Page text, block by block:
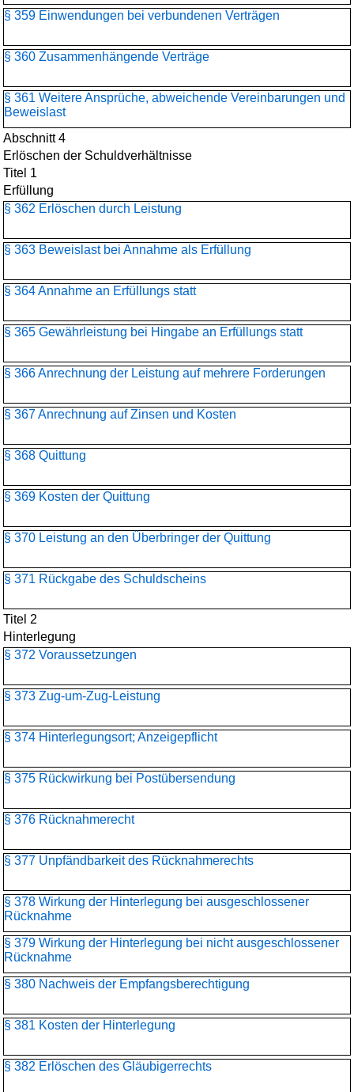
§ 359 Einwendungen bei verbundenen Verträgen
§ 360 Zusammenhängende Verträge
§ 361 Weitere Ansprüche, abweichende Vereinbarungen und
Beweislast
Abschnitt 4
Erlöschen der Schuldverhältnisse
Titel 1
Erfüllung
§ 362 Erlöschen durch Leistung
§ 363 Beweislast bei Annahme als Erfüllung
§ 364 Annahme an Erfüllungs statt
§ 365 Gewährleistung bei Hingabe an Erfüllungs statt
§ 366 Anrechnung der Leistung auf mehrere Forderungen
§ 367 Anrechnung auf Zinsen und Kosten
§ 368 Quittung
§ 369 Kosten der Quittung
§ 370 Leistung an den Überbringer der Quittung
§ 371 Rückgabe des Schuldscheins
Titel 2
Hinterlegung
§ 372 Voraussetzungen
§ 373 Zug-um-Zug-Leistung
§ 374 Hinterlegungsort; Anzeigepflicht
§ 375 Rückwirkung bei Postübersendung
§ 376 Rücknahmerecht
§ 377 Unpfändbarkeit des Rücknahmerechts
§ 378 Wirkung der Hinterlegung bei ausgeschlossener
Rücknahme
§ 379 Wirkung der Hinterlegung bei nicht ausgeschlossener
Rücknahme
§ 380 Nachweis der Empfangsberechtigung
§ 381 Kosten der Hinterlegung
§ 382 Erlöschen des Gläubigerrechts